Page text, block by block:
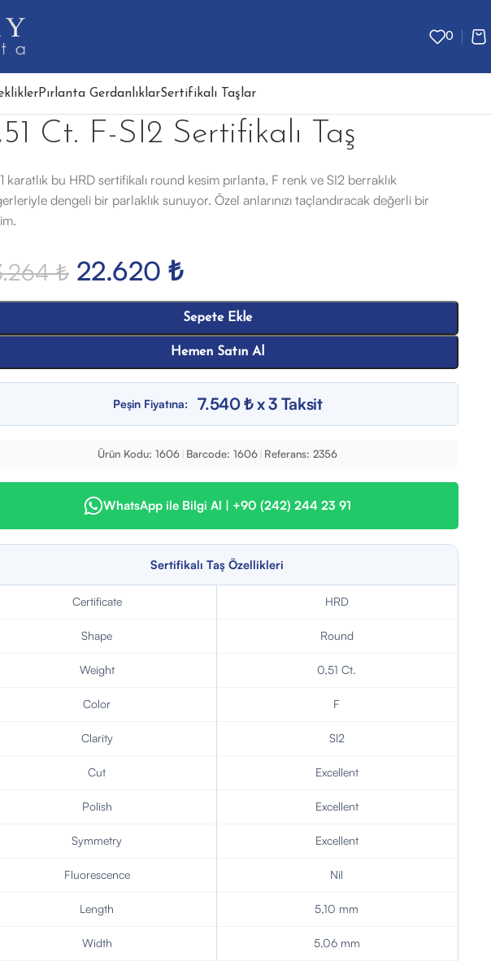
0
Pırlanta GerdanlıklarSertifikalı Taşlar
Ct. F-SI2 Sertifikalı Taş
karatlık bu HRD sertifikalı round kesim pırlanta, F renk ve SI2 berraklık
dengeli bir parlaklık sunuyor. Özel anlarınızı taçlandıracak değerli bir
₺ 22.620 ₺
Sepete Ekle
Hemen Satın Al
Peşin Fiyatına: 7.540 ₺ x 3 Taksit
Ürün Kodu: 1606 Barcode: 1606 Referans: 2356
WhatsApp ile Bilgi Al | +90 (242) 244 23 91
Sertifikalı Taş Özellikleri
Certificate HRD
Shape Round
Weight 0,51 Ct.
Color F
Clarity SI2
Cut Excellent
Polish Excellent
Symmetry Excellent
Fluorescence Nil
Length 5,10 mm
Width 5,06 mm